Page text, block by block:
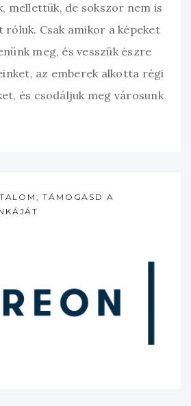
mellettük, de sokszor nem is
róluk. Csak amikor a képeket
meg, és vesszük észre
az emberek alkotta régi
és csodáljuk meg városunk
TÁMOGASD A